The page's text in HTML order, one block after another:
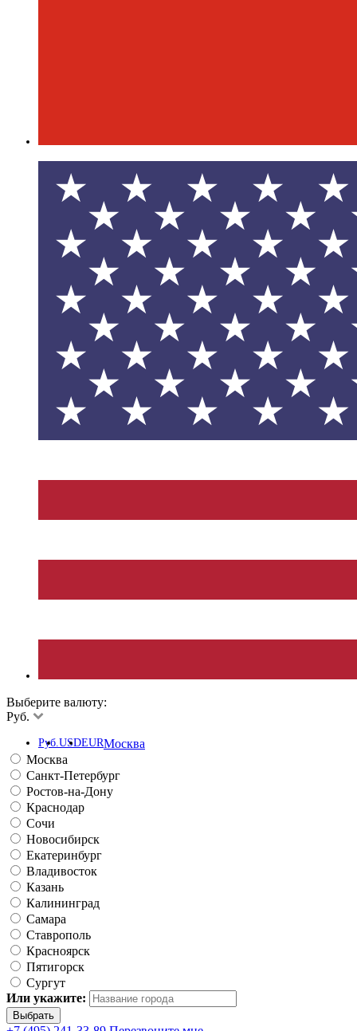
Выберите валюту:
Руб.
Руб.USDEURМосква
Москва
Санкт-Петербург
Ростов-на-Дону
Краснодар
Сочи
Новосибирск
Екатеринбург
Владивосток
Казань
Калининград
Самара
Ставрополь
Красноярск
Пятигорск
Сургут
Или укажите: